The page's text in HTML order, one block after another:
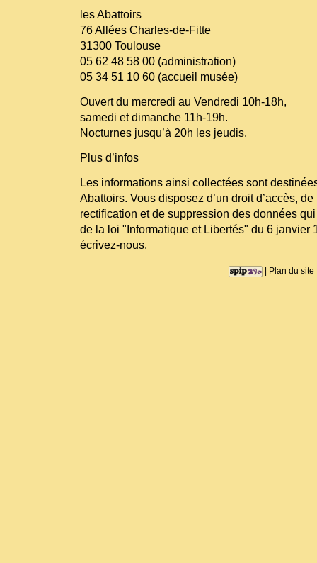
les Abattoirs
76 Allées Charles-de-Fitte
31300 Toulouse
05 62 48 58 00 (administration)
05 34 51 10 60 (accueil musée)
Ouvert du mercredi au Vendredi 10h-18h,
samedi et dimanche 11h-19h.
Nocturnes jusqu’à 20h les jeudis.
Plus d’infos
Les informations ainsi collectées sont
Abattoirs. Vous disposez d’un droit d’accès,
rectification et de suppression des données
de la loi "Informatique et Libertés" du 6 janvier
écrivez-nous.
| Plan du site